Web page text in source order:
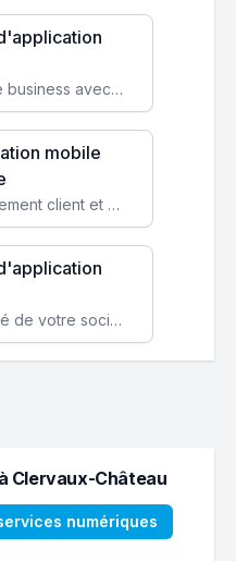
Faites évoluer votre business avec des solutions logicielles personnalisées, parfaitement adaptées à vos besoins spécifiques.
mobile
Augmentez l’engagement client et simplifiez vos processus avec une application mobile sur mesure, disponible sur iOS et Android.
Améliorez l'efficacité de votre société avec une application web personnalisée accessible partout et tout le temps.
Clervaux-Château
numériques